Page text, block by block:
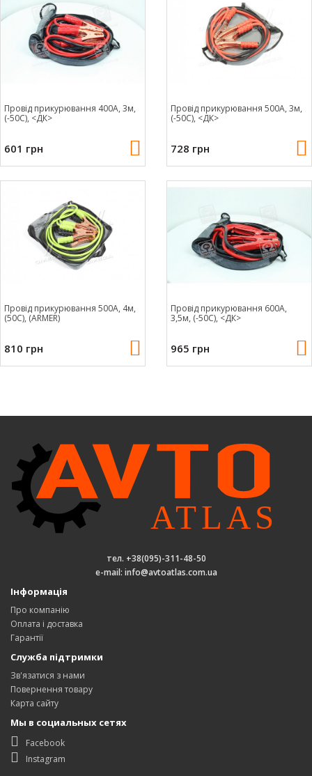
Провід прикурювання 400А, 3м,
(-50С), <ДК>
601 грн
Провід прикурювання 500А, 3м,
(-50С), <ДК>
728 грн
Провід прикурювання 500А, 4м,
(50С), (ARMER)
810 грн
Провід прикурювання 600А,
3,5м, (-50С), <ДК>
965 грн
тел. +38(095)-311-48-50
e-mail: info@avtoatlas.com.ua
Інформація
Про компанію
Оплата і доставка
Гарантії
Служба підтримки
Зв'язатися з нами
Повернення товару
Карта сайту
Мы в социальных сетях
Facebook
Instagram